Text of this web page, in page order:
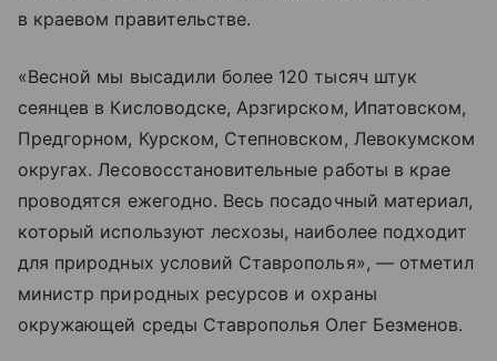
в краевом правительстве.
«Весной мы высадили более 120 тысяч штук
сеянцев в Кисловодске, Арзгирском, Ипатовском,
Предгорном, Курском, Степновском, Левокумском
округах. Лесовосстановительные работы в крае
проводятся ежегодно. Весь посадочный материал,
который используют лесхозы, наиболее подходит
для природных условий Ставрополья», — отметил
министр природных ресурсов и охраны
окружающей среды Ставрополья Олег Безменов.